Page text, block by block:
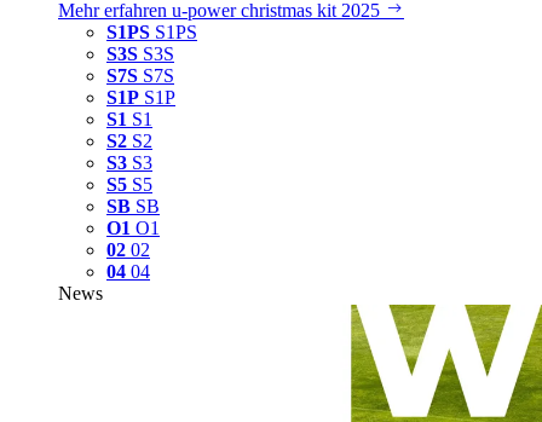
Mehr erfahren u‑power christmas kit 2025
S1PS S1PS
S3S S3S
S7S S7S
S1P S1P
S1 S1
S2 S2
S3 S3
S5 S5
SB SB
O1 O1
02 02
04 04
News